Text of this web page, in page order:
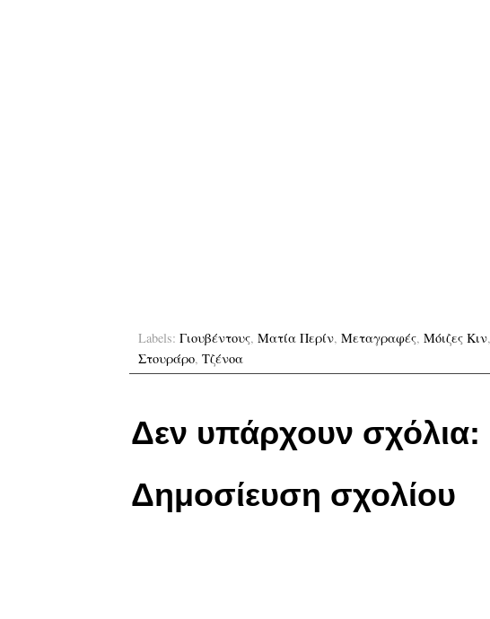
Labels: Γιουβέντους, Ματία Περίν, Μεταγραφές, Μόιζες Κιν,
Στουράρο, Τζένοα
Δεν υπάρχουν σχόλια:
Δημοσίευση σχολίου